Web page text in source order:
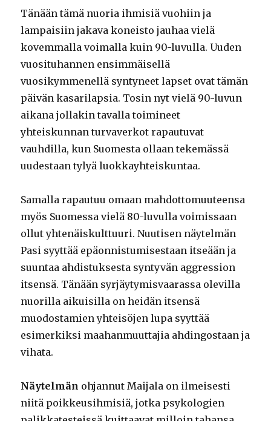
Tänään tämä nuoria ihmisiä vuohiin ja
lampaisiin jakava koneisto jauhaa vielä
kovemmalla voimalla kuin 90-luvulla. Uuden
vuosituhannen ensimmäisellä
vuosikymmenellä syntyneet lapset ovat tämän
päivän kasarilapsia. Tosin nyt vielä 90-luvun
aikana jollakin tavalla toimineet
yhteiskunnan turvaverkot rapautuvat
vauhdilla, kun Suomesta ollaan tekemässä
uudestaan tylyä luokkayhteiskuntaa.
Samalla rapautuu omaan mahdottomuuteensa
myös Suomessa vielä 80-luvulla voimissaan
ollut yhtenäiskulttuuri. Nuutisen näytelmän
Pasi syyttää epäonnistumisestaan itseään ja
suuntaa ahdistuksesta syntyvän aggression
itsensä. Tänään syrjäytymisvaarassa olevilla
nuorilla aikuisilla on heidän itsensä
muodostamien yhteisöjen lupa syyttää
esimerkiksi maahanmuuttajia ahdingostaan ja
vihata.
Näytelmän ohjannut Maijala on ilmeisesti
niitä poikkeusihmisiä, jotka psykologien